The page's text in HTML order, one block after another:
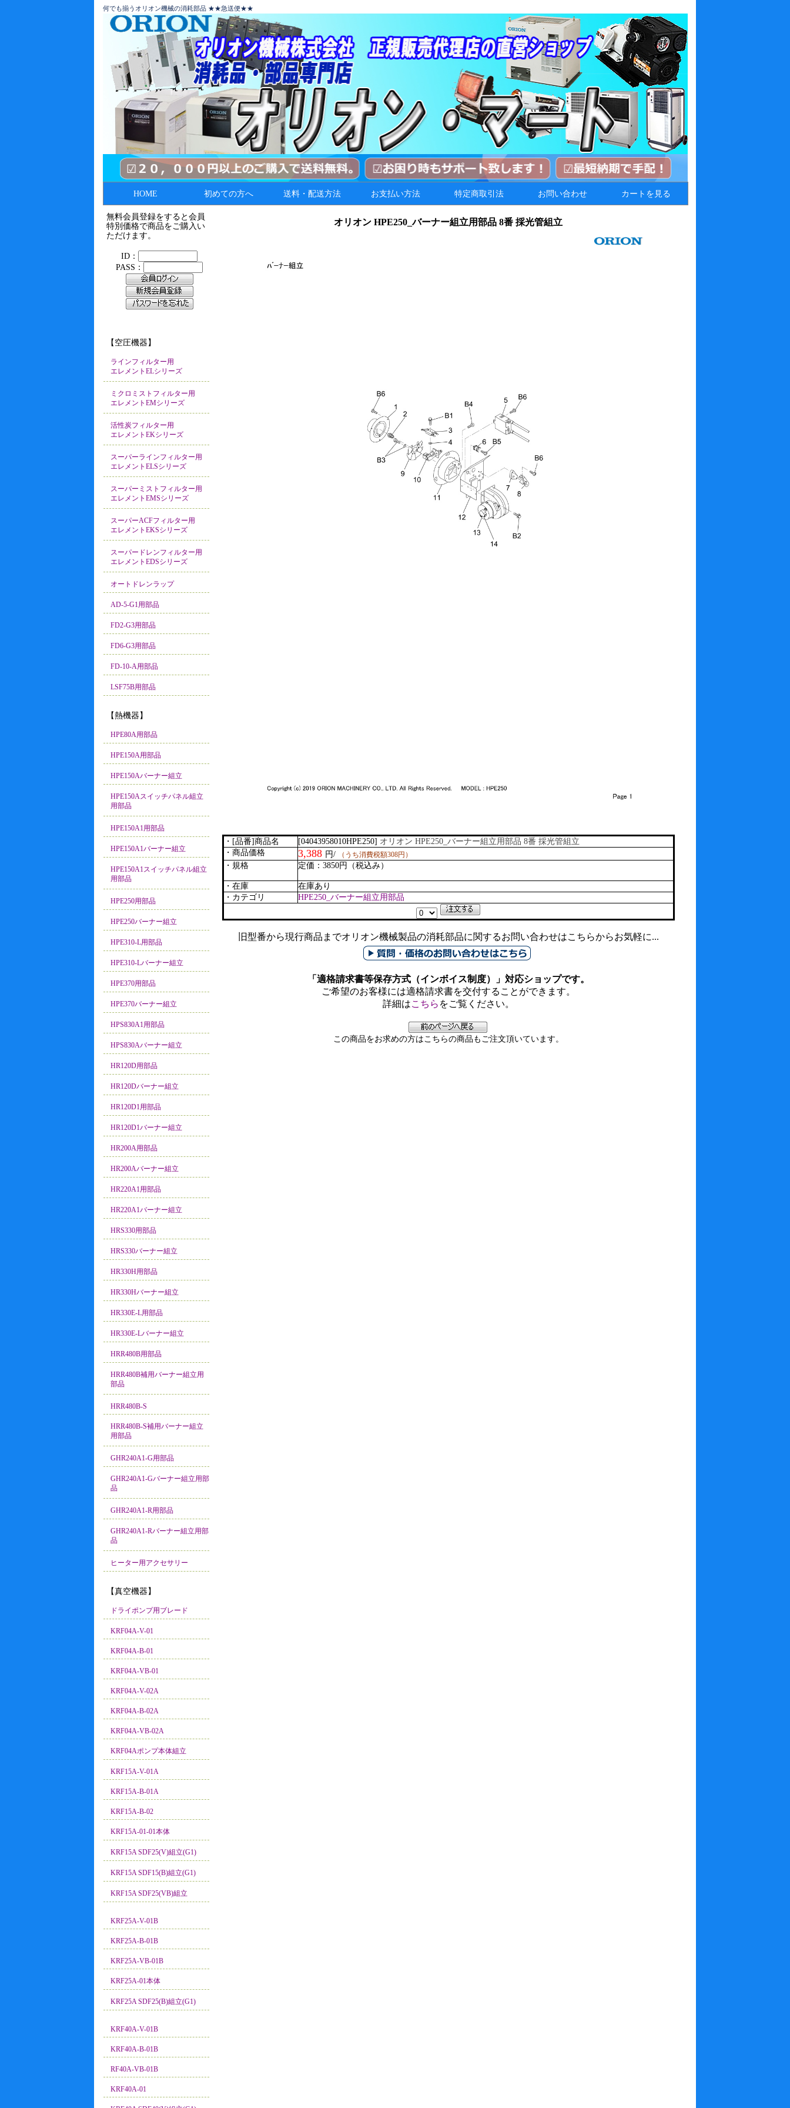
何でも揃うオリオン機械の消耗部品 ★★急送便★★
HOME 初めての方へ 送料・配送方法 お支払い方法 特定商取引法 お問い合わせ カートを見る
無料会員登録をすると会員
特別価格で商品をご購入い
ただけます。
【空圧機器】
ラインフィルター用
エレメントELシリーズ
ミクロミストフィルター用
エレメントEMシリーズ
活性炭フィルター用
エレメントEKシリーズ
スーパーラインフィルター用
エレメントELSシリーズ
スーパーミストフィルター用
エレメントEMSシリーズ
スーパーACFフィルター用
エレメントEKSシリーズ
スーパードレンフィルター用
エレメントEDSシリーズ
オートドレンラップ
AD-5-G1用部品
FD2-G3用部品
FD6-G3用部品
FD-10-A用部品
LSF75B用部品
【熱機器】
HPE80A用部品
HPE150A用部品
HPE150Aバーナー組立
HPE150Aスイッチパネル組立
用部品
HPE150A1用部品
HPE150A1バーナー組立
HPE150A1スイッチパネル組立
用部品
HPE250用部品
HPE250バーナー組立
HPE310-L用部品
HPE310-Lバーナー組立
HPE370用部品
HPE370バーナー組立
HPS830A1用部品
HPS830Aバーナー組立
HR120D用部品
HR120Dバーナー組立
HR120D1用部品
HR120D1バーナー組立
HR200A用部品
HR200Aバーナー組立
HR220A1用部品
HR220A1バーナー組立
HRS330用部品
HRS330バーナー組立
HR330H用部品
HR330Hバーナー組立
HR330E-L用部品
HR330E-Lバーナー組立
HRR480B用部品
HRR480B補用バーナー組立用
部品
HRR480B-S
HRR480B-S補用バーナー組立
用部品
GHR240A1-G用部品
GHR240A1-Gバーナー組立用部
品
GHR240A1-R用部品
GHR240A1-Rバーナー組立用部
品
ヒーター用アクセサリー
【真空機器】
ドライポンプ用ブレード
KRF04A-V-01
KRF04A-B-01
KRF04A-VB-01
KRF04A-V-02A
KRF04A-B-02A
KRF04A-VB-02A
KRF04Aポンプ本体組立
KRF15A-V-01A
KRF15A-B-01A
KRF15A-B-02
KRF15A-01-01本体
KRF15A SDF25(V)組立(G1)
KRF15A SDF15(B)組立(G1)
KRF15A SDF25(VB)組立
KRF25A-V-01B
KRF25A-B-01B
KRF25A-VB-01B
KRF25A-01本体
KRF25A SDF25(B)組立(G1)
KRF40A-V-01B
KRF40A-B-01B
RF40A-VB-01B
KRF40A-01
オリオン HPE250_バーナー組立用部品 8番 採光管組立
・[品番]商品名 [04043958010HPE250] オリオン HPE250_バーナー組立用部品 8番 採光管組立
・商品価格
3,388 円/ （うち消費税額308円）
・規格 定価：3850円（税込み）
・在庫
在庫あり
・カテゴリ
HPE250_バーナー組立用部品
旧型番から現行商品までオリオン機械製品の消耗部品に関するお問い合わせはこちらからお気軽に...
「適格請求書等保存方式（インボイス制度）」対応ショップです。
ご希望のお客様には適格請求書を交付することができます。
詳細はこちら をご覧ください。
この商品をお求めの方はこちらの商品もご注文頂いています。